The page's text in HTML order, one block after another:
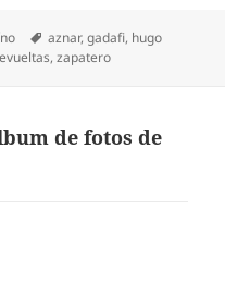
Etiquetas
aznar,gadafi, hugo
,zapatero
de fotos de